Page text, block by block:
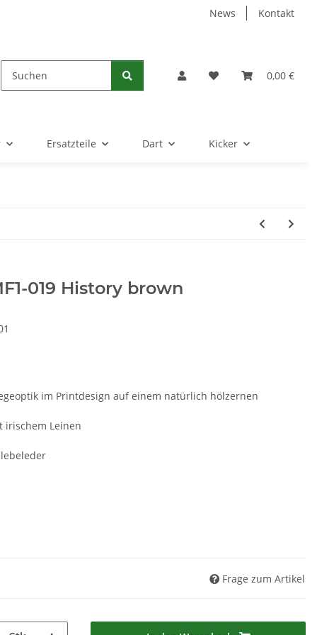
News Kontakt
0,00 €
Ersatzteile Dart Kicker
019 History brown
im Printdesign auf einem natürlich hölzernen
irischem Leinen
Frage zum Artikel